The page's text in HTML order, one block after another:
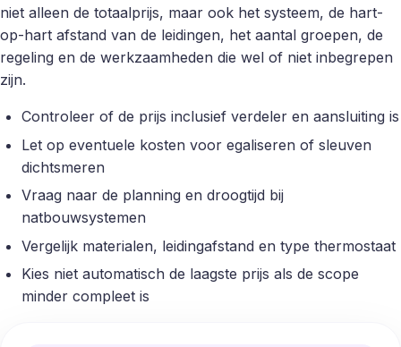
niet alleen de totaalprijs, maar ook het systeem, de hart-
op-hart afstand van de leidingen, het aantal groepen, de
regeling en de werkzaamheden die wel of niet inbegrepen
zijn.
Controleer of de prijs inclusief verdeler en aansluiting is
Let op eventuele kosten voor egaliseren of sleuven
dichtsmeren
Vraag naar de planning en droogtijd bij
natbouwsystemen
Vergelijk materialen, leidingafstand en type thermostaat
Kies niet automatisch de laagste prijs als de scope
minder compleet is